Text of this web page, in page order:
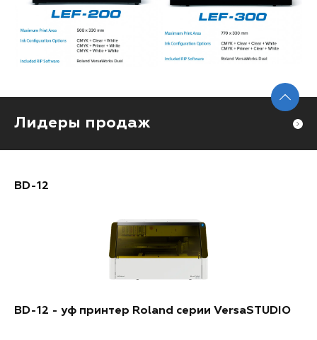
Лидеры продаж
BD-12
BD-12 - уф принтер Roland серии VersaSTUDIO